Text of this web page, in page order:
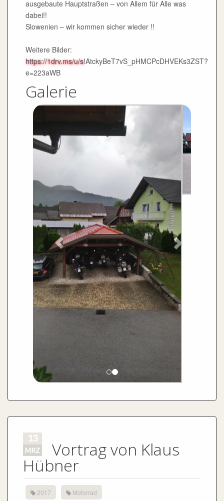
ausgebaute Hauptstraßen – von Allem für Alle was
dabei!!
Slowenien – wir kommen sicher wieder !!
Weitere Bilder:
https://1drv.ms/u/s!AtckyBeT7vS_pHMCPcDHVEKs3ZST?
e=223aWB
Galerie
13
MRZ Vortrag von Klaus
Hübner
2017 Motorrad